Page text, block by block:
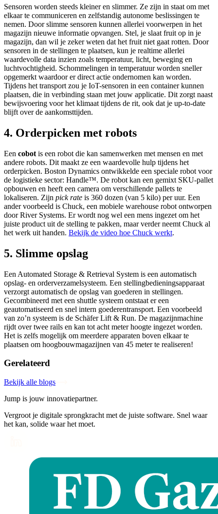
Sensoren worden steeds kleiner en slimmer. Ze zijn in staat om met
elkaar te communiceren en zelfstandig autonome beslissingen te
nemen. Door slimme sensoren kunnen allerlei voorwerpen in het
magazijn nieuwe informatie opvangen. Stel, je slaat fruit op in je
magazijn, dan wil je zeker weten dat het fruit niet gaat rotten. Door
sensoren in de stellingen te plaatsen, kun je realtime allerlei
waardevolle data inzien zoals temperatuur, licht, beweging en
luchtvochtigheid. Schommelingen in temperatuur worden sneller
opgemerkt waardoor er direct actie ondernomen kan worden.
Tijdens het transport zou je IoT-sensoren in een container kunnen
plaatsen, die in verbinding staan met jouw applicatie. Dit zorgt naast
bewijsvoering voor het klimaat tijdens de rit, ook dat je up-to-date
blijft over de aankomsttijden.
4. Orderpicken met robots
Een cobot is een robot die kan samenwerken met mensen en met
andere robots. Dit maakt ze een waardevolle hulp tijdens het
orderpicken. Boston Dynamics ontwikkelde een speciale robot voor
de logistieke sector: Handle™. De robot kan een gemixt SKU-pallet
opbouwen en heeft een camera om verschillende pallets te
lokaliseren. Zijn pick rate is 360 dozen (van 5 kilo) per uur. Een
ander voorbeeld is Chuck, een mobiele warehouse robot ontworpen
door River Systems. Er wordt nog wel een mens ingezet om het
juiste product uit de stelling te pakken, maar verder neemt Chuck al
het werk uit handen. Bekijk de video hoe Chuck werkt.
5. Slimme opslag
Een Automated Storage & Retrieval System is een automatisch
opslag- en orderverzamelsysteem. Een stellingbedieningsapparaat
verzorgt automatisch de opslag van goederen in stellingen.
Gecombineerd met een shuttle systeem ontstaat er een
geautomatiseerd en snel intern goederentransport. Een voorbeeld
van zo’n systeem is de Schäfer Lift & Run. De magazijnmachine
rijdt over twee rails en kan tot acht meter hoogte ingezet worden.
Het is zelfs mogelijk om meerdere apparaten boven elkaar te
plaatsen om hoogbouwmagazijnen van 45 meter te realiseren!
Gerelateerd
Bekijk alle blogs
Jump is jouw innovatiepartner.
Vergroot je digitale sprongkracht met de juiste software. Snel waar
het kan, solide waar het moet.